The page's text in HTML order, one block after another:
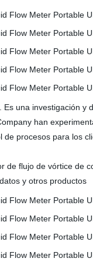
Es una investigación
han
procesos para los
de flujo de vórtice de
y otros productos